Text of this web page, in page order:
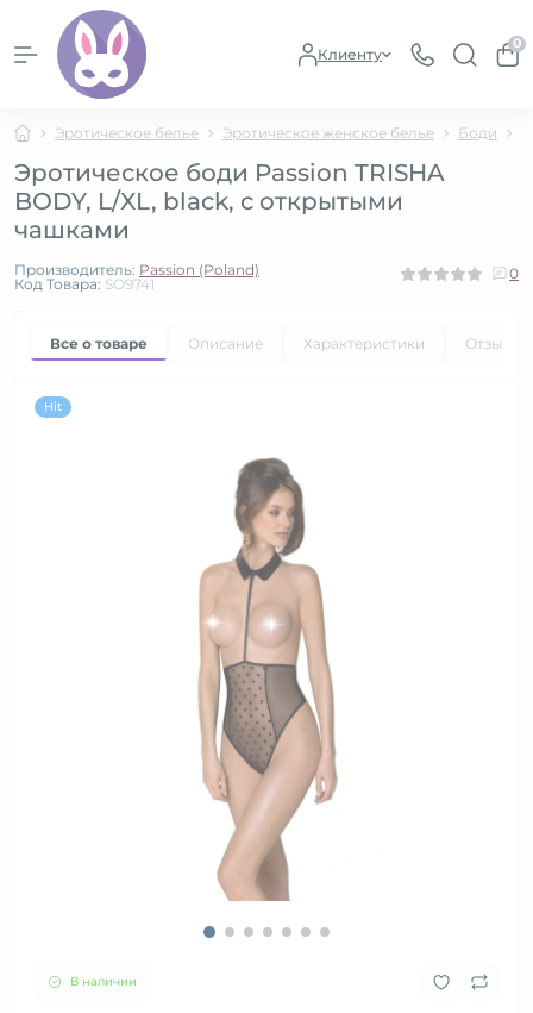
Клиенту
0
Эротическое белье Эротическое женское белье Боди
Эротическое боди Passion TRISHA
BODY, L/XL, black, с открытыми
чашками
Производитель: Passion (Poland)
Код Товара: SO9741
0
Все о товаре Описание Характеристики Отзывы
Hit
В наличии